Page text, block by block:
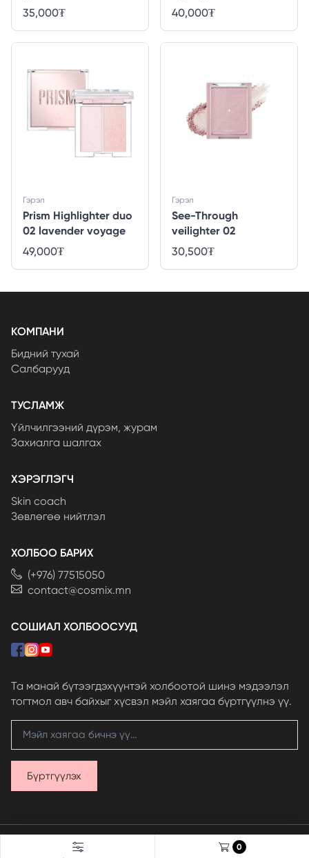
35,000₮ 40,000₮
Prism Highlighter duo
02 lavender voyage
Гэрэл
49,000₮
See-Through
veilighter 02
Гэрэл
30,500₮
0
КОМПАНИ
Бидний тухай
Салбарууд
ТУСЛАМЖ
Үйлчилгээний дүрэм, журам
Захиалга шалгах
ХЭРЭГЛЭГЧ
Skin coach
Зөвлөгөө нийтлэл
ХОЛБОО БАРИХ
(+976) 77515050
contact@cosmix.mn
СОШИАЛ ХОЛБООСУУД
Та манай бүтээгдэхүүнтэй холбоотой шинэ мэдээлэл
тогтмол авч байхыг хүсвэл мэйл хаягаа бүртгүүлнэ үү.
Бүртгүүлэх
© 2024 Skinfood LLC, бүх эрх хуулиар хамгаалагдсан.
Вэбсайт
хөгжүүлэв.